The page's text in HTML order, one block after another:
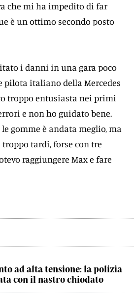
che mi ha impedito di far
è un ottimo secondo posto
i danni in una gara poco
italiano della Mercedes
troppo entusiasta nei primi
e non ho guidato bene.
gomme è andata meglio, ma
tardi, forse con tre
raggiungere Max e fare
ad alta tensione: la polizia
con il nastro chiodato